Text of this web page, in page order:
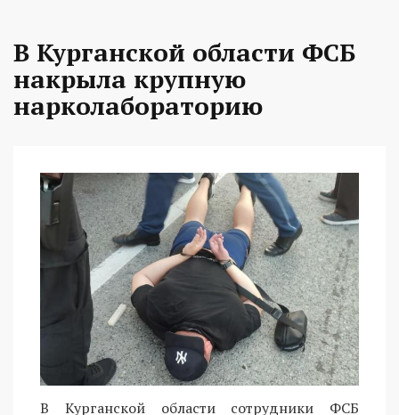
В Курганской области ФСБ
накрыла крупную
нарколабораторию
В Курганской области сотрудники ФСБ